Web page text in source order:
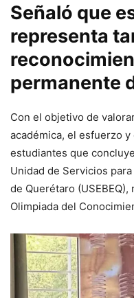
Señaló que
representa
permanente
Con el objetivo de
académica, el esfuerzo
estudiantes que
Unidad de Servicios
de Querétaro
Olimpiada del